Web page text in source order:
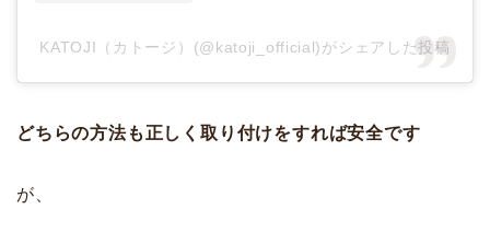
KATOJI（カトージ）(@katoji_official)がシェアした投稿
どちらの方法も正しく取り付けをすれば安全です
が、